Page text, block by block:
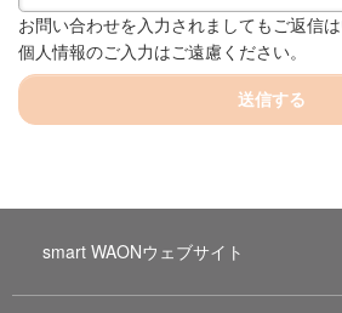
お問い合わせを入力されましてもご返信は
個人情報のご入力はご遠慮ください。
送信する
smart WAONウェブサイト